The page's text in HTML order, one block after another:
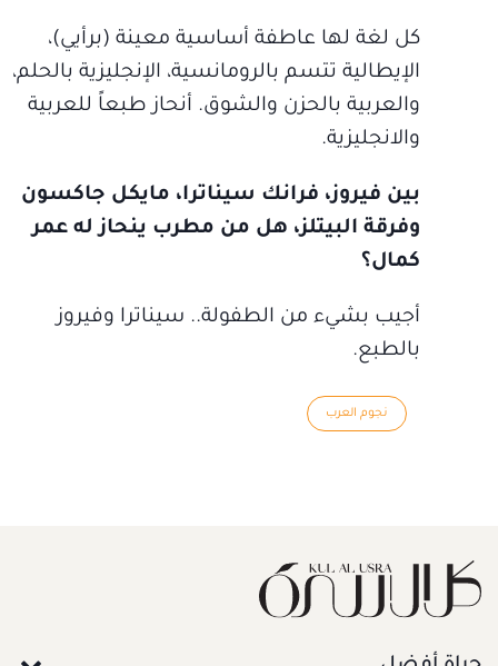
كل لغة لها عاطفة أساسية معينة (برأيي)،
الإيطالية تتسم بالرومانسية، الإنجليزية بالحلم،
والعربية بالحزن والشوق. أنحاز طبعاً للعربية
والانجليزية.
بين فيروز، فرانك سيناترا، مايكل جاكسون
وفرقة البيتلز، هل من مطرب ينحاز له عمر
كمال؟
أجيب بشيء من الطفولة.. سيناترا وفيروز
بالطبع.
نجوم العرب